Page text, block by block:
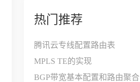
热门推荐
腾讯云专线配置路由表
MPLS TE的实现
BGP带宽基本配置和路由聚合